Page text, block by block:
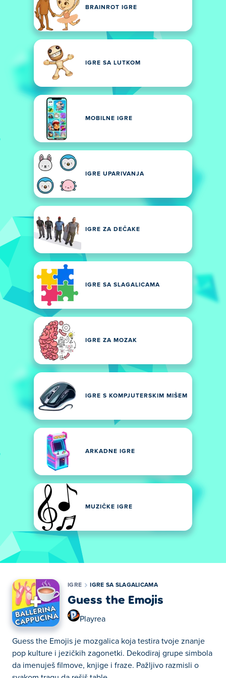
BRAINROT IGRE
IGRE SA LUTKOM
MOBILNE IGRE
IGRE UPARIVANJA
IGRE ZA DEČAKE
IGRE SA SLAGALICAMA
IGRE ZA MOZAK
IGRE S KOMPJUTERSKIM MIŠEM
ARKADNE IGRE
MUZIČKE IGRE
IGRE IGRE SA SLAGALICAMA
Guess the Emojis
Playrea
Guess the Emojis je mozgalica koja testira tvoje znanje
pop kulture i jezičkih zagonetki. Dekodiraj grupe simbola
da imenuješ filmove, knjige i fraze. Pažljivo razmisli o